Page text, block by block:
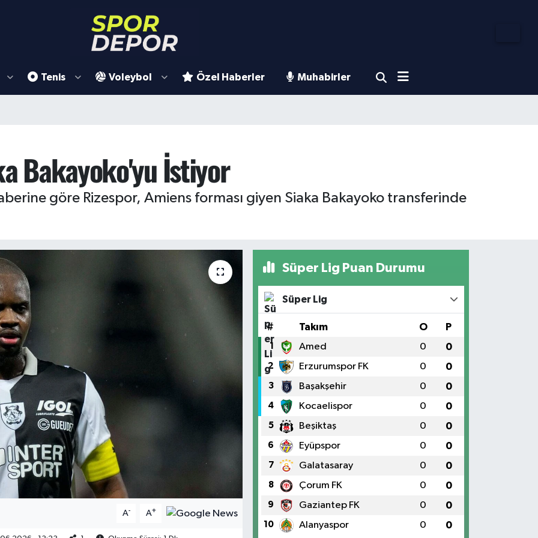
Tenis Voleybol Özel Haberler Muhabirler
Bakayoko'yu İstiyor
göre Rizespor, Amiens forması giyen Siaka Bakayoko transferinde
A- A+
Süper Lig Puan Durumu
Süper Lig
# Takım O P
1 Amed 0 0
2 Erzurumspor FK 0 0
3 Başakşehir 0 0
4 Kocaelispor 0 0
5 Beşiktaş 0 0
6 Eyüpspor 0 0
7 Galatasaray 0 0
8 Çorum FK 0 0
9 Gaziantep FK 0 0
10 Alanyaspor 0 0